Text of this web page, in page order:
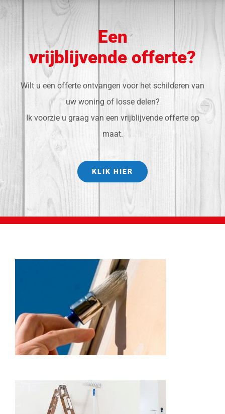
Een
vrijblijvende offerte?
Wilt u een offerte ontvangen voor het schilderen van
uw woning of losse delen?
Ik voorzie u graag van een vrijblijvende offerte op
maat.
KLIK HIER